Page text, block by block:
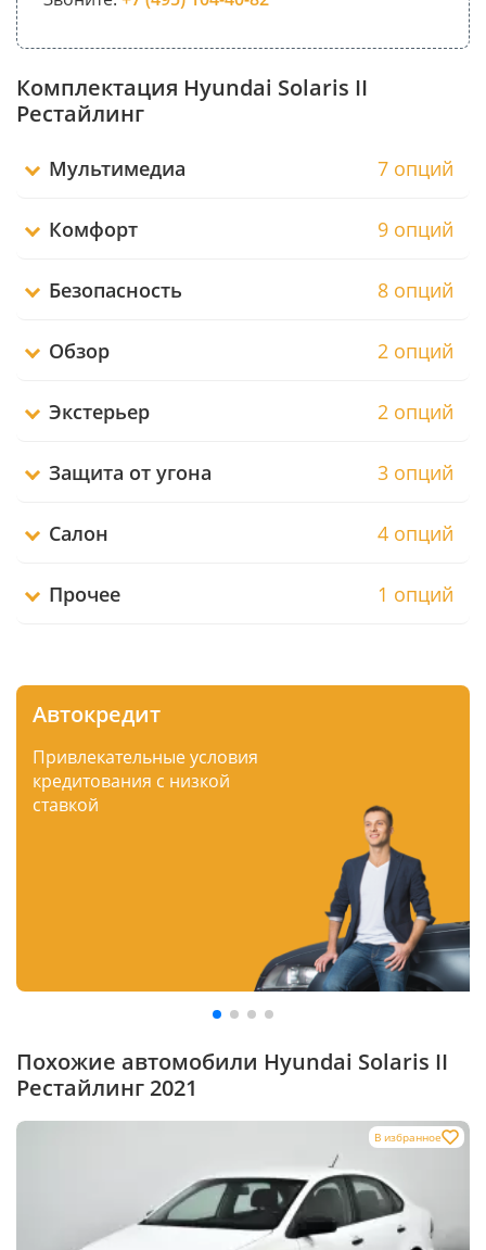
Комплектация Hyundai Solaris II
Рестайлинг
Мультимедиа 7 опций
Комфорт 9 опций
Безопасность 8 опций
Обзор 2 опций
Экстерьер 2 опций
Защита от угона 3 опций
Салон 4 опций
Прочее 1 опций
Автокредит
Привлекательные условия
кредитования с низкой
ставкой
Похожие автомобили Hyundai Solaris II
Рестайлинг 2021
В избранное